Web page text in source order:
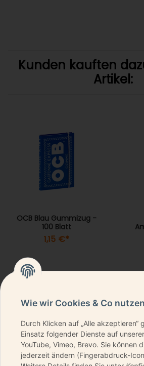
Kunden kauften
Artikel:
OCB Blau Gummizug -
100 Blatt
1,15 €*
NEWSLETTER ABONNIEREN
VERPASSEN
Wie wir Cookies & Co nutzen
Durch Klicken auf „Alle akzeptieren“
Einsatz folgender Dienste auf
YouTube, Vimeo, Brevo. Sie können
jederzeit ändern (Fingerabdruck-